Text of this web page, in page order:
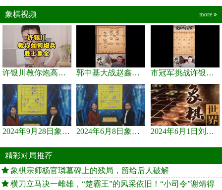
象棋视频 more
许银川教你炮高兵士象全如何赢士象全，简单四步即可 郭中基大战赵鑫鑫，许银川激情讲解 市冠军挑战许银川，急进中兵变化真激烈！
2024年9月28日象棋世界栏目，刘君、蒋川讲解了第九届杨官璘杯象棋... 2024年6月8日象棋世界，刘君、蒋川讲解了第九届杨官璘杯全国象棋... 2024年6月1日刘君、蒋川讲解第三届上海杯象棋大师赛谢靖与李少庚...
精彩对局推荐
象棋宗师杨官璘墓碑上的残局，留给后人破解
横刀立马决一雌雄，“楚霸王”的风采依旧！“小司令”谢靖得